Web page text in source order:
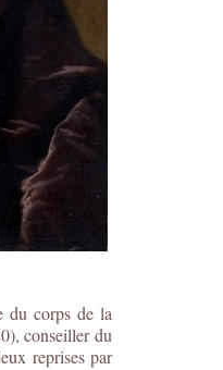
du corps de la
conseiller du
reprises par